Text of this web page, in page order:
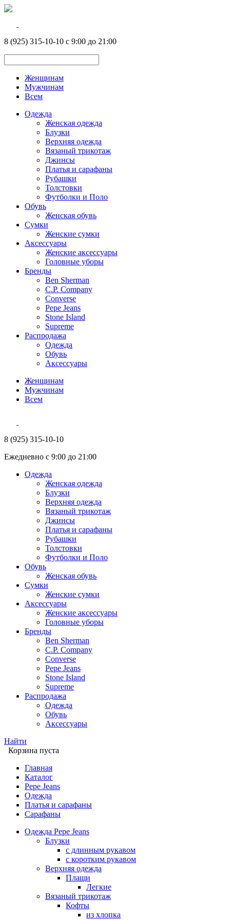
8 (925) 315-10-10 с 9:00 до 21:00
Женщинам
Мужчинам
Всем
Одежда
Женская одежда
Блузки
Верхняя одежда
Вязаный трикотаж
Джинсы
Платья и сарафаны
Рубашки
Толстовки
Футболки и Поло
Обувь
Женская обувь
Сумки
Женские сумки
Аксессуары
Женские аксессуары
Головные уборы
Бренды
Ben Sherman
C.P. Company
Converse
Pepe Jeans
Stone Island
Supreme
Распродажа
Одежда
Обувь
Аксессуары
Женщинам
Мужчинам
Всем
8 (925) 315-10-10
Ежедневно с 9:00 до 21:00
Одежда
Женская одежда
Блузки
Верхняя одежда
Вязаный трикотаж
Джинсы
Платья и сарафаны
Рубашки
Толстовки
Футболки и Поло
Обувь
Женская обувь
Сумки
Женские сумки
Аксессуары
Женские аксессуары
Головные уборы
Бренды
Ben Sherman
C.P. Company
Converse
Pepe Jeans
Stone Island
Supreme
Распродажа
Одежда
Обувь
Аксессуары
Найти
Корзина пуста
Главная
Каталог
Pepe Jeans
Одежда
Платья и сарафаны
Сарафаны
Одежда Pepe Jeans
Блузки
с длинным рукавом
с коротким рукавом
Верхняя одежда
Плащи
Легкие
Вязаный трикотаж
Кофты
из хлопка